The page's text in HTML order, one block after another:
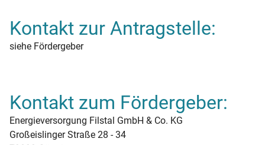
Kontakt zur Antragstelle:
siehe Fördergeber
Kontakt zum Fördergeber:
Energieversorgung Filstal GmbH & Co. KG
Großeislinger Straße 28 - 34